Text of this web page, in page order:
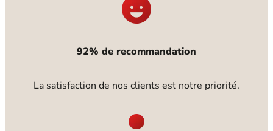
92% de recommandation
La satisfaction de nos clients est notre priorité.